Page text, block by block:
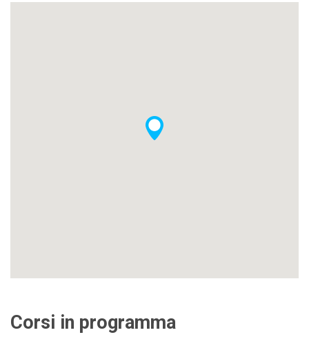
Corsi in programma